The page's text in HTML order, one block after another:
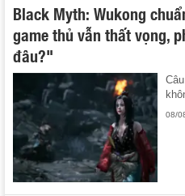
Black Myth: Wukong
game thủ vẫn thất vọng,
đâu?"
08/